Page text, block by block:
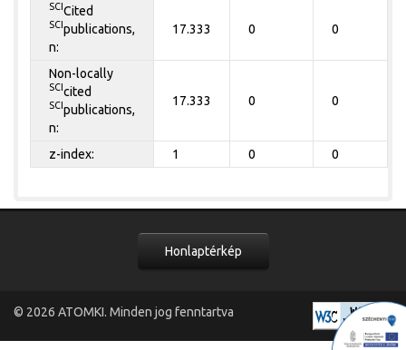
SCI Cited
SCI publications,
n:
17.333 0 0
Non-locally
SCI cited
SCI publications,
n:
17.333 0 0
z-index: 1 0 0
Honlaptérkép
© 2026 ATOMKI. Minden jog fenntartva